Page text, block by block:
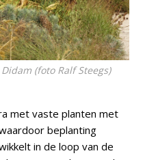
(foto Ralf Steegs)
met vaste planten met
beplanting
in de loop van de